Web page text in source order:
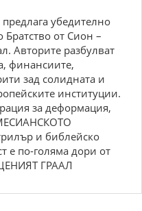
убедително
Братство от Сион –
Авторите разбулват
финансиите,
зад солидната и
институции.
за деформация,
и библейско
е по-голяма дори от
ГРААЛ